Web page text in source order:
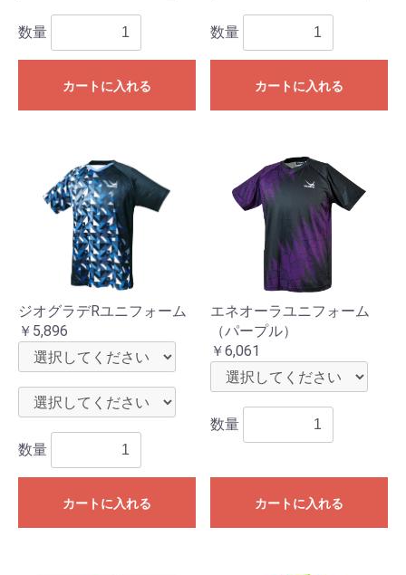
数量
カートに入れる
数量
カートに入れる
ジオグラデRユニフォーム
￥5,896
数量
カートに入れる
エネオーラユニフォーム
（パープル）
￥6,061
数量
カートに入れる